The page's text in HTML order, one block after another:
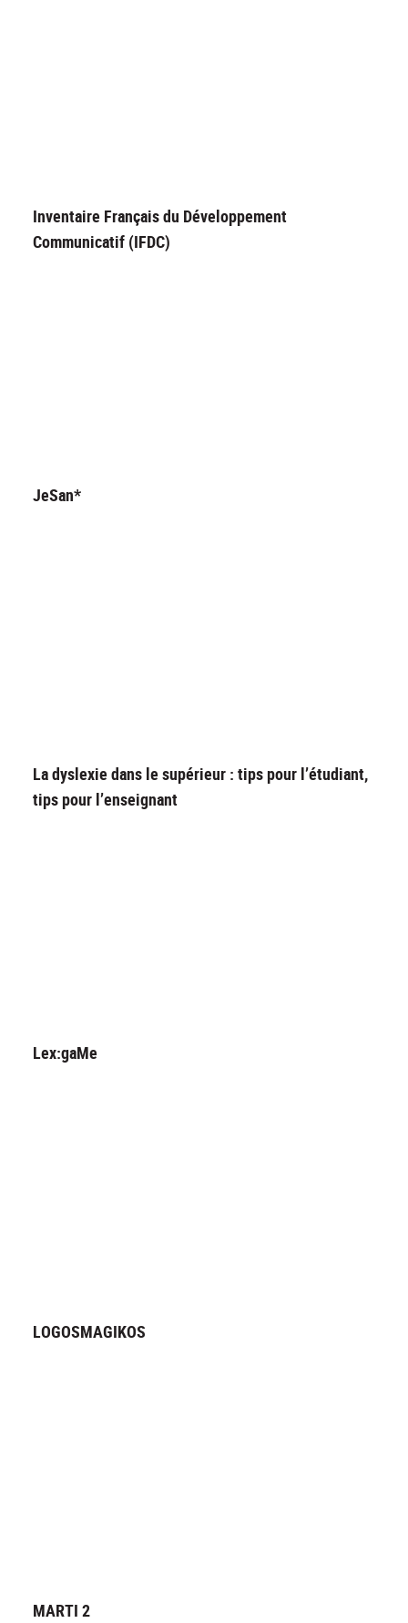
Inventaire Français du Développement
Communicatif (IFDC)
JeSan*
La dyslexie dans le supérieur : tips pour l’étudiant,
tips pour l’enseignant
Lex:gaMe
LOGOSMAGIKOS
MARTI 2